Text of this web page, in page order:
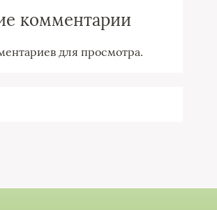
комментарии
для просмотра.